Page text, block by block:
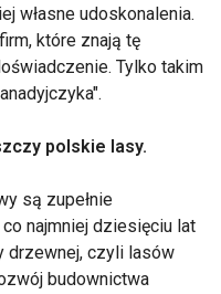
własne udoskonalenia.
które znają tę
Tylko takim
polskie lasy.
są zupełnie
najmniej dziesięciu lat
drzewnej, czyli lasów
budownictwa